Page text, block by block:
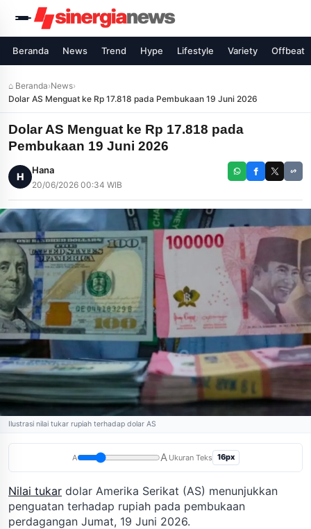
Beranda News Trend Hype Lifestyle Variety Offbeat
⌂ Beranda›News›
Dolar AS Menguat ke Rp 17.818 pada Pembukaan 19 Juni 2026
Dolar AS Menguat ke Rp 17.818 pada
Pembukaan 19 Juni 2026
H
Hana
20/06/2026 00:34 WIB
Ilustrasi nilai tukar rupiah terhadap dolar AS
A A Ukuran Teks 16px
Nilai tukar dolar Amerika Serikat (AS) menunjukkan
penguatan terhadap rupiah pada pembukaan
perdagangan Jumat, 19 Juni 2026.